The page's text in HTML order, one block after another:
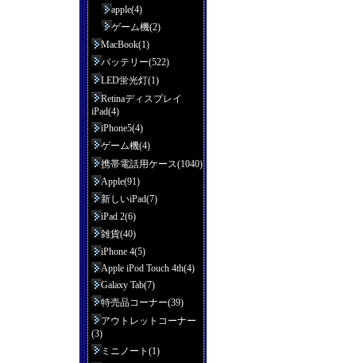
apple(4)
ゲーム機(2)
MacBook(1)
バッテリー(522)
LED蛍光灯(1)
Retinaディスプレイ
iPad(4)
iPhone5(4)
ゲーム機(4)
携帯電話用ケース(1040)
Apple(91)
新しいiPad(7)
iPad 2(6)
雑貨(40)
iPhone 4(5)
Apple iPod Touch 4th(4)
Galaxy Tab(7)
特売品コーナー(39)
アウトレットコーナー
(3)
ミニノート(1)